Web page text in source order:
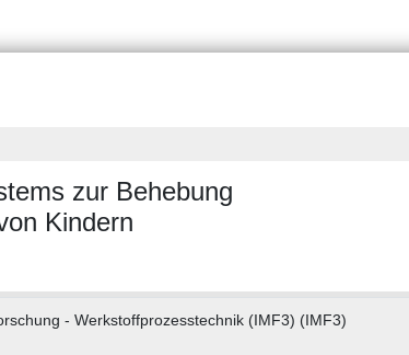
zur Behebung
Kindern
- Werkstoffprozesstechnik (IMF3) (IMF3)